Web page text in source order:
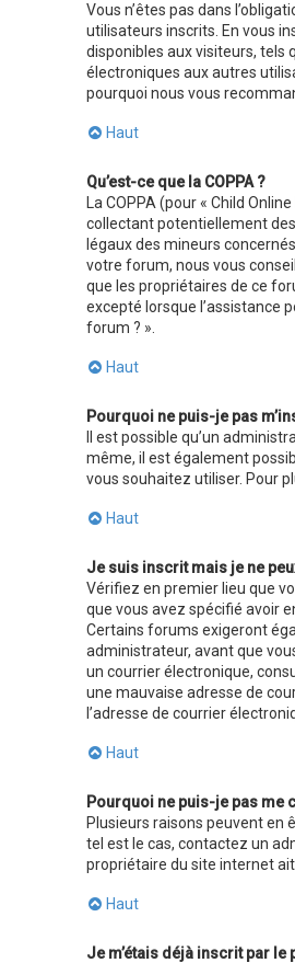
Vous n’êtes pas dans
utilisateurs inscrits. En vous
disponibles aux visiteurs, tels
électroniques aux autres
pourquoi nous vous
Haut
Qu’est-ce que la COPPA ?
La COPPA (pour « Child
collectant potentiellement
légaux des mineurs
votre forum, nous vous
que les propriétaires de ce
excepté lorsque l’assistance
forum ? ».
Haut
Pourquoi ne puis-je pas
Il est possible qu’un
même, il est également
vous souhaitez utiliser. Pour
Haut
Je suis inscrit mais je ne
Vérifiez en premier lieu que
que vous avez spécifié avoir
Certains forums exigeront
administrateur, avant que
un courrier électronique,
une mauvaise adresse de
l’adresse de courrier
Haut
Pourquoi ne puis-je pas me
Plusieurs raisons peuvent en
tel est le cas, contactez un
propriétaire du site internet
Haut
Je m’étais déjà inscrit par le